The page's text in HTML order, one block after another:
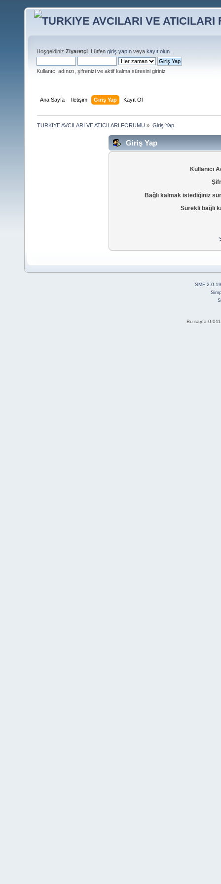
Hoşgeldiniz Ziyaretçi . Lütfen giriş yapın veya kayıt olun
Kullanıcı adınızı, şifrenizi ve aktif kalma süresini giriniz
Ana Sayfa İletişim Giriş Yap Kayıt Ol
TURKIYE AVCILARI VE ATICILARI FORUMU » Giriş Yap
Giriş Yap
Kullanıcı
Bağlı kalmak istediğiniz
Sürekli bağlı
SMF 2.0.19
Bu sayfa